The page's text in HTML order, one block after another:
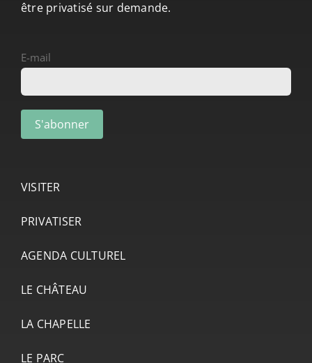
être privatisé sur demande.
E-mail
VISITER
PRIVATISER
AGENDA CULTUREL
LE CHÂTEAU
LA CHAPELLE
LE PARC